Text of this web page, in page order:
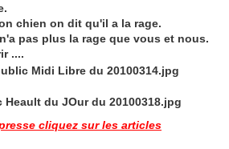
chien on dit qu'il a la rage.
pas plus la rage que vous et nous.
....
cliquez sur les articles